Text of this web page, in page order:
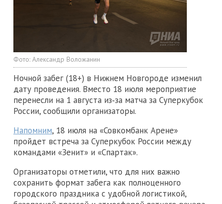
Фото: Александр Воложанин
Ночной забег (18+) в Нижнем Новгороде изменил
дату проведения. Вместо 18 июля мероприятие
перенесли на 1 августа из‑за матча за Суперкубок
России, сообщили организаторы.
Напомним, 18 июля на «Совкомбанк Арене»
пройдет встреча за Суперкубок России между
командами «Зенит» и «Спартак».
Организаторы отметили, что для них важно
сохранить формат забега как полноценного
городского праздника с удобной логистикой,